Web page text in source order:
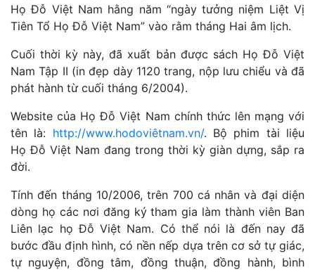
Họ Đỗ Việt Nam hằng năm “ngày tưởng niệm Liệt Vị
Tiên Tổ Họ Đỗ Việt Nam” vào rằm tháng Hai âm lịch.
Cuối thời kỳ này, đã xuất bản được sách Họ Đỗ Việt
Nam Tập II (in đẹp dày 1120 trang, nộp lưu chiểu và đã
phát hành từ cuối tháng 6/2004).
Website của Họ Đỗ Việt Nam chính thức lên mạng với
tên là: http://www.hodoviêtnam.vn/. Bộ phim tài liệu
Họ Đỗ Việt Nam đang trong thời kỳ giàn dựng, sắp ra
đời.
Tính đến tháng 10/2006, trên 700 cá nhân và đại diện
dòng họ các nơi đăng ký tham gia làm thành viên Ban
Liên lạc họ Đỗ Việt Nam. Có thể nói là đến nay đã
bước đầu định hình, có nền nếp dựa trên cơ sở tự giác,
tự nguyện, đồng tâm, đồng thuận, đồng hành, bình